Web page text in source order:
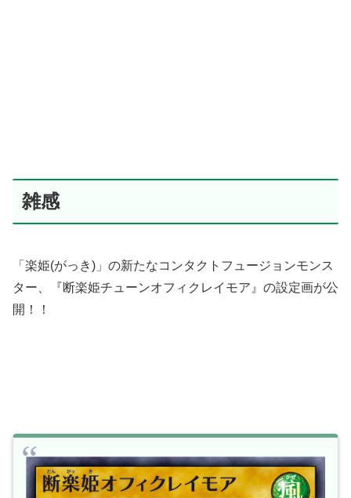
雑感
「楽姫(がっき)」の新たなコンタクトフュージョンモンス
ター、『断楽姫チューンオフィクレイモア』の設定画が公
開！！